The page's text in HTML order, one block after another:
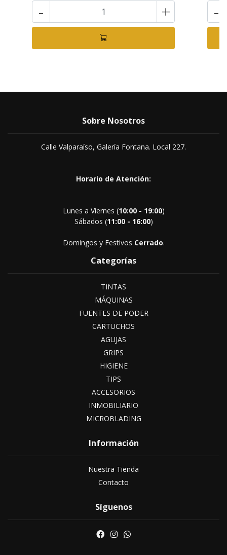
- + -
Sobre Nosotros
Calle Valparaíso, Galería Fontana. Local 227.
Horario de Atención:
Lunes a Viernes (10:00 - 19:00)
Sábados (11:00 - 16:00)
Domingos y Festivos Cerrado.
Categorías
TINTAS
MÁQUINAS
FUENTES DE PODER
CARTUCHOS
AGUJAS
GRIPS
HIGIENE
TIPS
ACCESORIOS
INMOBILIARIO
MICROBLADING
Información
Nuestra Tienda
Contacto
Síguenos